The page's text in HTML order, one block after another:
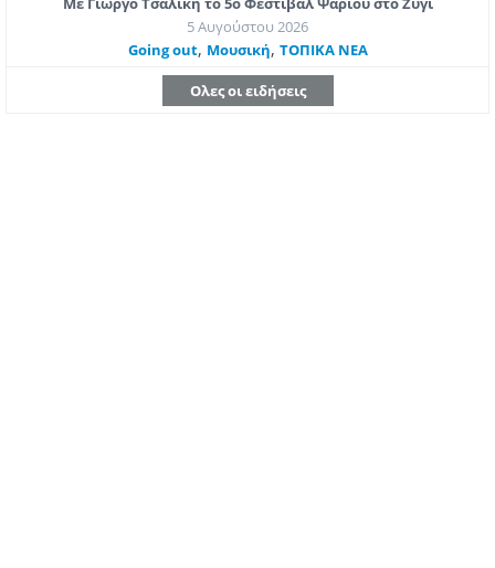
5 Αυγούστου 2026
Going out, Μουσική, ΤΟΠΙΚΑ ΝΕΑ
Ολες οι ειδήσεις